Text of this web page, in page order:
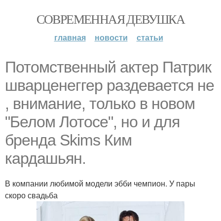
СОВРЕМЕННАЯ ДЕВУШКА
главная новости статьи
Потомственный актер Патрик
шварценеггер раздевается не
, внимание, только в новом
"Белом Лотосе", но и для
бренда Skims Ким
кардашьян.
В компании любимой модели эбби чемпион. У пары
скоро свадьба